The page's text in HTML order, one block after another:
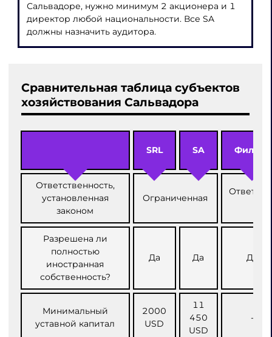
Сальвадоре, нужно минимум 2 акционера и 1
директор любой национальности. Все SA
должны назначить аудитора.
Сравнительная таблица субъектов
хозяйствования Сальвадора
SRL SA Филиал
Ответственность,
установленная
законом
Ограниченная
Разрешена ли
полностью
иностранная
собственность?
Да Да Да
Минимальный
уставной капитал
2000
USD
11
450
USD
-